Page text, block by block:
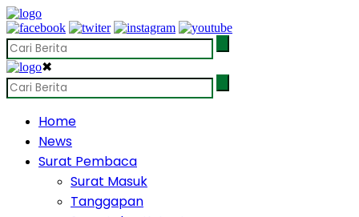
✖
Home
News
Surat Pembaca
Surat Masuk
Tanggapan